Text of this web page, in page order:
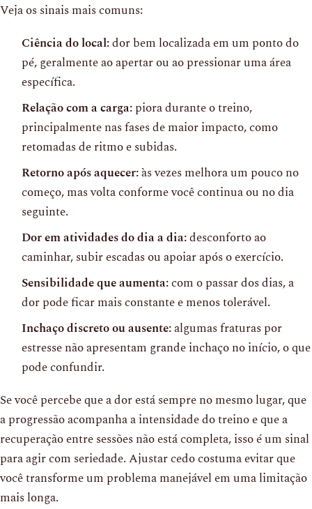
Veja os sinais mais comuns:
Ciência do local:dor bem localizada em um ponto do
pé, geralmente ao apertar ou ao pressionar uma área
específica.
Relação com a carga:piora durante o treino,
principalmente nas fases de maior impacto, como
retomadas de ritmo e subidas.
Retorno após aquecer:às vezes melhora um pouco no
começo, mas volta conforme você continua ou no dia
seguinte.
Dor em atividades do dia a dia:desconforto ao
caminhar, subir escadas ou apoiar após o exercício.
Sensibilidade que aumenta:com o passar dos dias, a
dor pode ficar mais constante e menos tolerável.
Inchaço discreto ou ausente:algumas fraturas por
estresse não apresentam grande inchaço no início, o que
pode confundir.
Se você percebe que a dor está sempre no mesmo lugar, que
a progressão acompanha a intensidade do treino e que a
recuperação entre sessões não está completa, isso é um sinal
para agir com seriedade. Ajustar cedo costuma evitar que
você transforme um problema manejável em uma limitação
mais longa.